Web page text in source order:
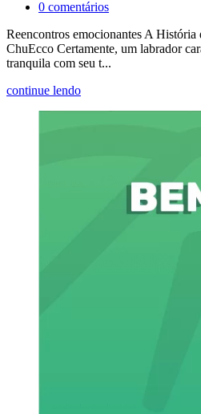
0 comentários
Reencontros emocionantes A
ChuEcco Certamente, um labrador
tranquila com seu t...
continue lendo